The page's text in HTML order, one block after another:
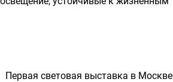
Первая световая выставка в Москве